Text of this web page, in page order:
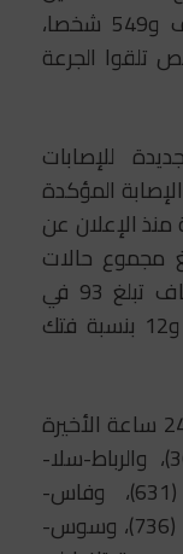
بالجرعة الثانية إلى 23 مليون و22 ألف و549 شخصا،
و622 ألف و584 شخص تلقوا الجرعة
للإصابات
المؤكدة
مليون و59 ألف و586 حالة منذ الإعلان عن
2020، فيما بلغ مجموع حالات
الشفاء التام 984 ألف و47 بنسبة تعاف تبلغ 93 في
المائة، فيما بلغ عدد الوفيات 15 ألف و12 بنسبة فتك
وتتوزع حالات الإصابة المسجلة خلال الـ24 ساعة الأخيرة
بين جهات الدار البيضاء-سطات (3049)، والرباط-سلا-
القنيطرة (1275)، ومراكش-آسفي (631)، وفاس-
مكناس (837)، وطنجة-تطوان-الحسيمة (736)، وسوس-